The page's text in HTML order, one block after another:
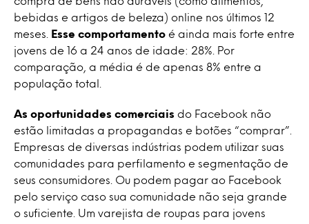
bebidas e artigos de beleza) online nos últimos 12
meses.
Esse comportamento é ainda mais forte entre
jovens de 16 a 24 anos de idade: 28%. Por
comparação, a média é de apenas 8% entre a
população total.
As oportunidades comerciais do Facebook não
estão limitadas a propagandas e botões “comprar”.
Empresas de diversas indústrias podem utilizar suas
comunidades para perfilamento e segmentação de
seus consumidores. Ou podem pagar ao Facebook
pelo serviço caso sua comunidade não seja grande
o suficiente. Um varejista de roupas para jovens